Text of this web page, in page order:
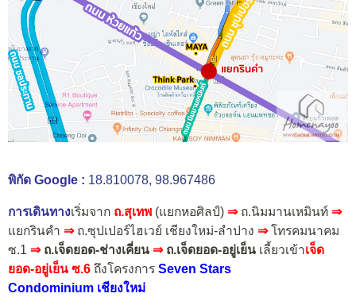
พิกัด Google : 18.810078, 98.967486
การเดินทางเริ่มจาก ถ.สุเทพ (แยกหอศิลป์) ⇒ ถ.นิมมานเหมินท์ ⇒
แยกรินคำ ⇒ ถ.ซุปเปอร์ไฮเวย์ เชียงใหม่-ลำปาง ⇒โทรคมนาคม
ซ.1 ⇒ ถ.เจ็ดยอด-ช่างเคี่ยน ⇒ ถ.เจ็ดยอด-อยู่เย็น เลี้ยวเข้าเจ็ด
ยอด-อยู่เย็น ซ.6 ถึงโครงการ Seven Stars
Condominium เชียงใหม่